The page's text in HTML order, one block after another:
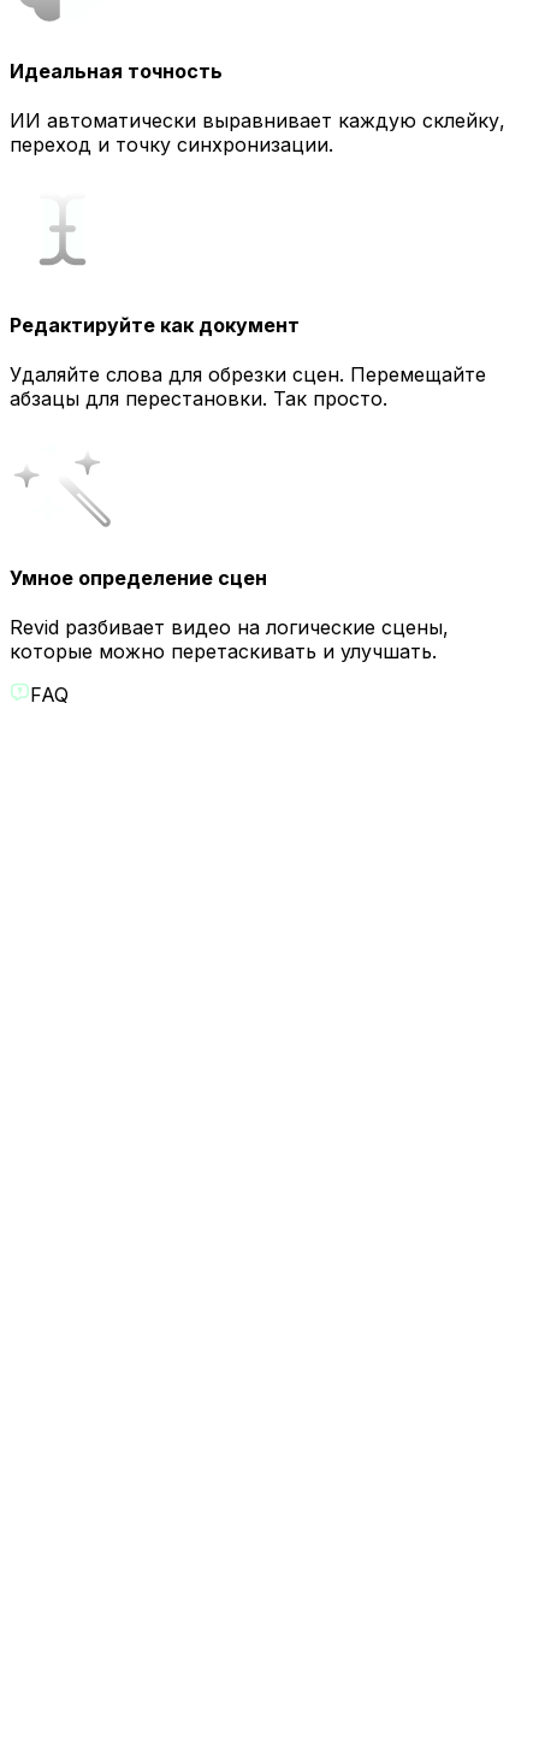
Идеальная точность
ИИ автоматически выравнивает каждую склейку,
переход и точку синхронизации.
Редактируйте как документ
Удаляйте слова для обрезки сцен. Перемещайте
абзацы для перестановки. Так просто.
Умное определение сцен
Revid разбивает видео на логические сцены,
которые можно перетаскивать и улучшать.
FAQ